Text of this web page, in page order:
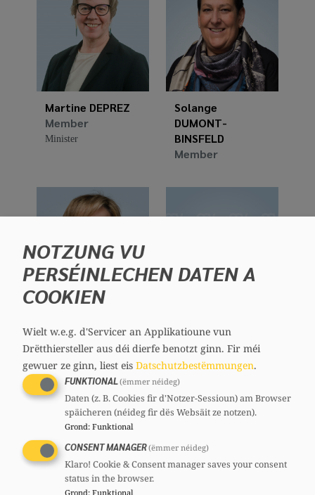
Martine DEPREZ
Member
Minister
Solange
DUMONT-
BINSFELD
Member
Member
Member
NOTZUNG VU
PERSÉINLECHEN DATEN A
COOKIEN
Wielt w.e.g. d'Servicer an Applikatioune vun
Drëtthiersteller aus déi dierfe benotzt ginn. Fir méi
gewuer ze ginn, liest eis Datschutzbestëmmungen.
FUNKTIONAL(ëmmer néideg)
Daten (z. B. Cookies fir d'Notzer-Sessioun) am Browser
späicheren (néideg fir dës Websäit ze notzen).
Grond: Funktional
CONSENT MANAGER(ëmmer néideg)
Klaro! Cookie & Consent manager saves your consent
status in the browser.
Grond: Funktional